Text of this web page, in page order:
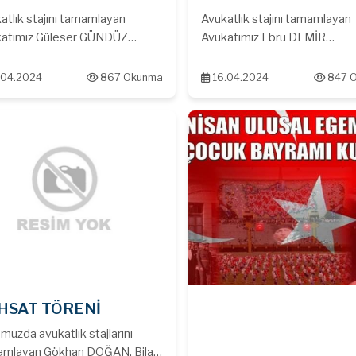
stajını tamamlayan
Güleser GÜNDÜZ
devamını dileriz.867 Okunma
Avukatlık stajını tamamlayan
Avukatımız Ebru DEMİR
başarılarının devamını dileriz.
16.04.2024 847
TÖRENİ
avukatlık stajlarını
Gökhan DOĞAN, Bilal